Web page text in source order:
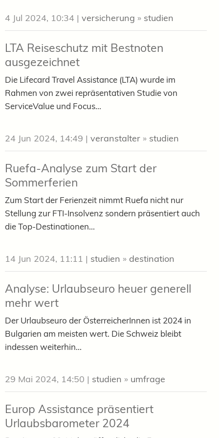
4 Jul 2024, 10:34 | versicherung » studien
LTA Reiseschutz mit Bestnoten
ausgezeichnet
Die Lifecard Travel Assistance (LTA) wurde im
Rahmen von zwei repräsentativen Studie von
ServiceValue und Focus...
24 Jun 2024, 14:49 | veranstalter » studien
Ruefa-Analyse zum Start der
Sommerferien
Zum Start der Ferienzeit nimmt Ruefa nicht nur
Stellung zur FTI-Insolvenz sondern präsentiert auch
die Top-Destinationen...
14 Jun 2024, 11:11 | studien » destination
Analyse: Urlaubseuro heuer generell
mehr wert
Der Urlaubseuro der ÖsterreicherInnen ist 2024 in
Bulgarien am meisten wert. Die Schweiz bleibt
indessen weiterhin...
29 Mai 2024, 14:50 | studien » umfrage
Europ Assistance präsentiert
Urlaubsbarometer 2024